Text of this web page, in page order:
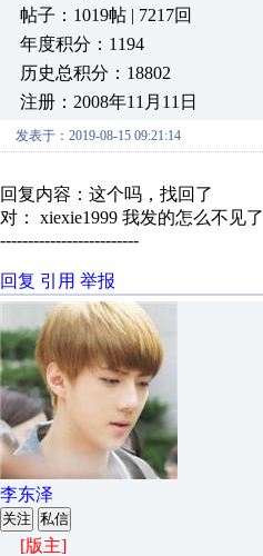
帖子：1019帖 | 7217回
年度积分：1194
历史总积分：18802
注册：2008年11月11日
发表于：2019-08-15 09:21:14
回复内容：这个吗，找回了
对： xiexie1999 我发的怎么不见了
-------------------------
回复 引用 举报
李东泽
关注 私信
[版主]